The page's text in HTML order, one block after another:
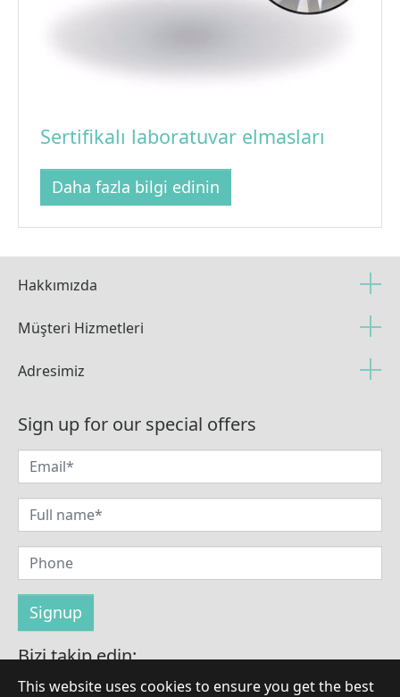
This website uses cookies to ensure you get the best
Sertifikalı laboratuvar elmasları
Daha fazla bilgi edinin
Hakkımızda
Müşteri Hizmetleri
Adresimiz
Sign up for our special offers
Bizi takip edin: